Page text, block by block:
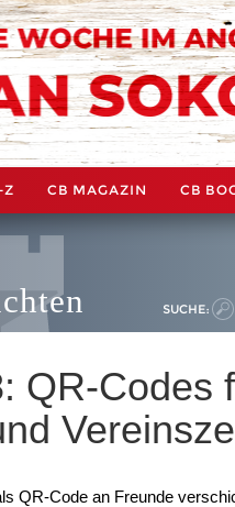
Z CB MAGAZIN CB
SUCHE:
QR-Codes
QR-Code an Freunde